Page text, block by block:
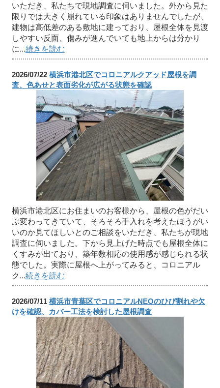
いただき、私たちで現地調査に伺いました。外から見た
限りでは大きく崩れている印象はありませんでしたが、
建物は高低差のある敷地に建っており、屋根全体を見渡
しやすい反面、傷みが進んでいても地上からは分かり
に...続きを読む
2026/07/22 横浜市港北区でコロニアルクアッド屋根を調
査、色あせと表面劣化が広がる状態を確認
横浜市港北区にお住まいのお客様から、屋根の色がだい
ぶ変わってきていて、そろそろ手入れを考えたほうがい
いのか見てほしいとのご相談をいただき、私たちが現地
調査に伺いました。下から見上げた時点でも屋根全体に
くすみが出ており、築年数相応の使用感が感じられる状
態でした。実際に屋根へ上がってみると、コロニアル
ク...続きを読む
2026/07/11 横浜市青葉区でコロニアルNEOのひび割れや欠
けを確認、カバー工法を検討した屋根調査